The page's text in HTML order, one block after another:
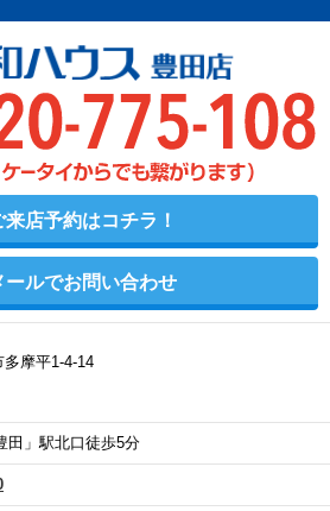
来店予約はコチラ！
ールでお問い合わせ
摩平1-4-14
田」駅北口徒歩5分